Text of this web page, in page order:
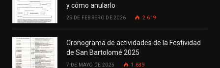
y cómo anularlo
25 DE FEBRERO DE 2026 2.619
Cronograma de actividades de la Festividad
de San Bartolomé 2025
7 DE MAYO DE 2025 1.639